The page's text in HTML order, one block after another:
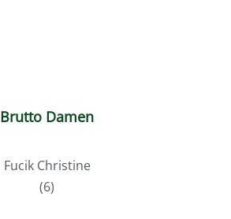
Brutto Damen
Fucik Christine
(6)